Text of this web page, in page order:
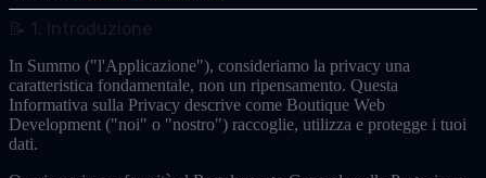
📝 1. Introduzione
In Summo ("l'Applicazione"), consideriamo la privacy una
caratteristica fondamentale, non un ripensamento. Questa
Informativa sulla Privacy descrive come Boutique Web
Development ("noi" o "nostro") raccoglie, utilizza e protegge i tuoi
dati.